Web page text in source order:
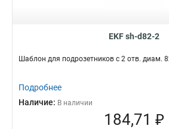
EKF sh-d82-2
Шаблон для подрозетников c 2 отв. диам.
Подробнее
Наличие: В наличии
184,71 ₽